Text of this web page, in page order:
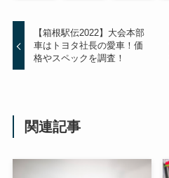
【箱根駅伝2022】大会本部
車はトヨタ社長の愛車！価
格やスペックを調査！
関連記事